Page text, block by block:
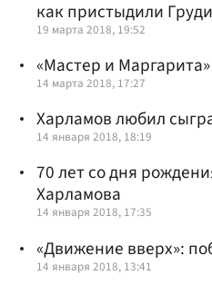
как пристыдили
19 марта 2018, 19:52
«Мастер и
14 марта 2018, 17:27
Харламов любил
14 января 2018, 18:19
70 лет со дня
Харламова
14 января 2018, 17:35
«Движение вверх»:
14 января 2018, 13:41